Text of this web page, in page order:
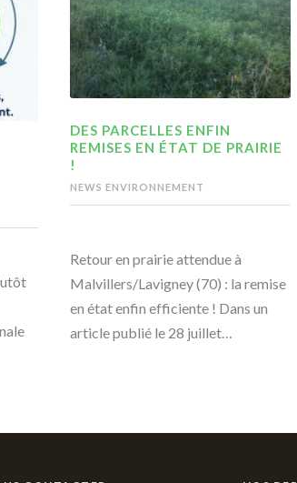
DES PARCELLES ENFIN
REMISES EN ÉTAT DE PRAIRIE
!
NEWS ENVIRONNEMENT
Retour en prairie attendue à
Malvillers/Lavigney (70) : la remise
en état enfin efficiente ! Dans un
article publié le 28 juillet…